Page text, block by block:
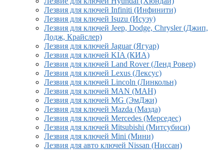
Лезвия для ключей Infiniti (Инфинити)
Лезвия для ключей Isuzu (Исузу)
Лезвия для ключей Jeep, Dodge, Chrysler (Джип,
Додж, Крайслер)
Лезвия для ключей Jaguar (Ягуар)
Лезвия для ключей KIA (КИА)
Лезвия для ключей Land Rover (Ленд Ровер)
Лезвия для ключей Lexus (Лексус)
Лезвия для ключей Lincoln (Линкольн)
Лезвия для ключей MAN (МАН)
Лезвия для ключей MG (ЭмДжи)
Лезвия для ключей Mazda (Мазда)
Лезвия для ключей Mercedes (Мерседес)
Лезвия для ключей Mitsubishi (Митсубиси)
Лезвия для ключей Mini (Мини)
Лезвия для авто ключей Nissan (Ниссан)